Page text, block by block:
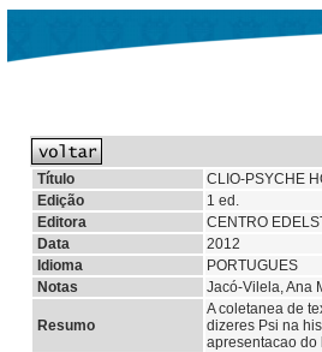
Título
CLIO-PSYCHE
Edição
1 ed.
Editora
CENTRO
Data
2012
Idioma
PORTUGUES
Notas
Jacó-Vilela, Ana
Resumo
A coletanea de
dizeres Psi na
apresentacao do